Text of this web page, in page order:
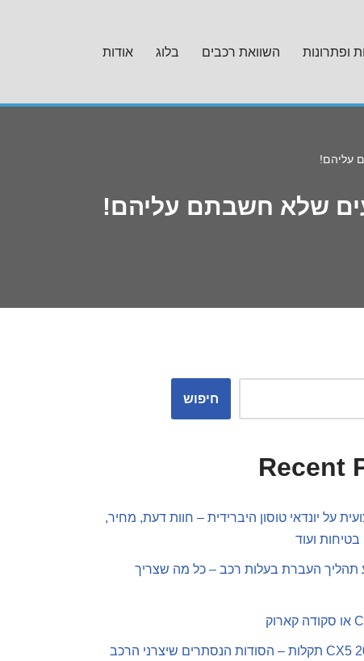
ופתרונות השוואת רכבים בלוג אודות
חיפוש
Recent
על יונדאי טוסון היברידית – חוות דעת, מחיר,
ועוד
תהליך העברת בעלות רכב – כל מה שצריך
מאזדה CX5 2019 תקלות – הסודות הנסתרים שיצרני הרכב